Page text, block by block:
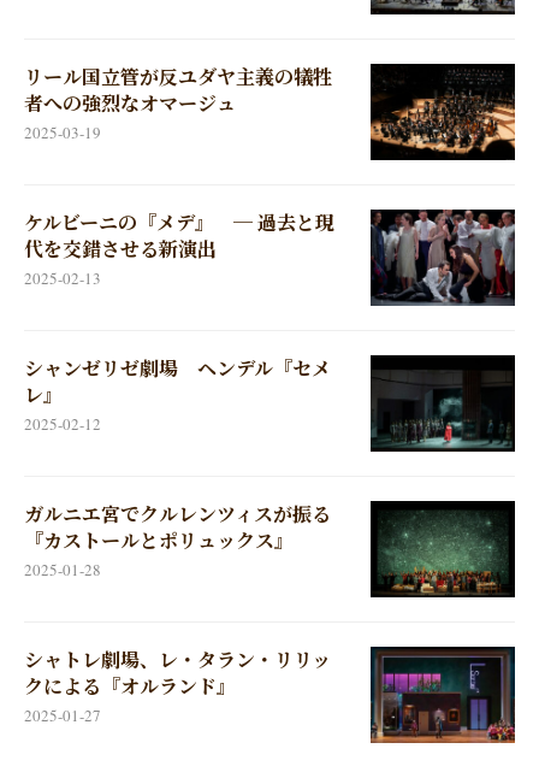
リール国立管が反ユダヤ主義の犠牲
者への強烈なオマージュ
2025-03-19
ケルビーニの『メデ』 ─ 過去と現
代を交錯させる新演出
2025-02-13
シャンゼリゼ劇場 ヘンデル『セメ
レ』
2025-02-12
ガルニエ宮でクルレンツィスが振る
『カストールとポリュックス』
2025-01-28
シャトレ劇場、レ・タラン・リリッ
クによる『オルランド』
2025-01-27